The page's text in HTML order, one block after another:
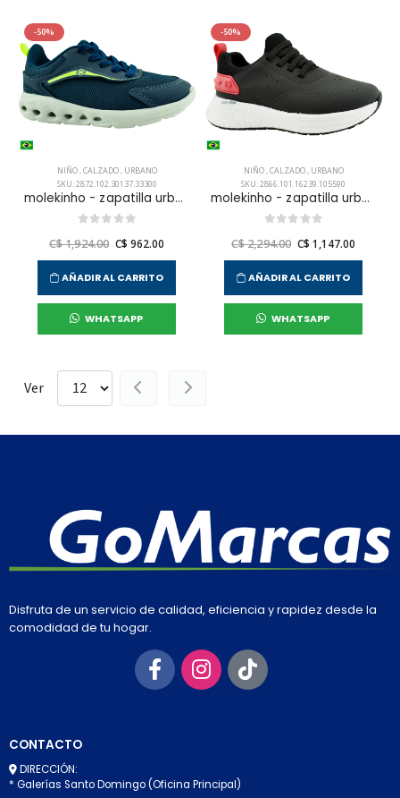
-50%
NIÑO,CALZADO, URBANO
SKU: 2872.102.30137.33300
molekinho - zapatilla urbana sneakers casual para niño infante
C$ 1,924.00 C$ 962.00
AÑADIR AL CARRITO
WHATSAPP
-50%
NIÑO,CALZADO, URBANO
SKU: 2866.101.16239.105590
molekinho - zapatilla urbana sneakers casual para niño infante
C$ 2,294.00 C$ 1,147.00
AÑADIR AL CARRITO
WHATSAPP
Ver
Disfruta de un servicio de calidad, eficiencia y rapidez desde la
comodidad de tu hogar.
CONTACTO
DIRECCIÓN:
* Galerías Santo Domingo (Oficina Principal)